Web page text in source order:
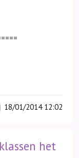
18/01/2014 12:02
het